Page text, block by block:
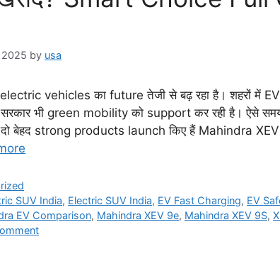
2025 by usa
vehicles का future तेजी से बढ़ रहा है। शहरों में
सरकार भी green mobility को support कर रही है। ऐसे
बेहद strong products launch किए हैं Mahindra
SUV India, Electric SUV India, EV Fast Charging, EV
EV Comparison, Mahindra XEV 9e, Mahindra XEV 9S,